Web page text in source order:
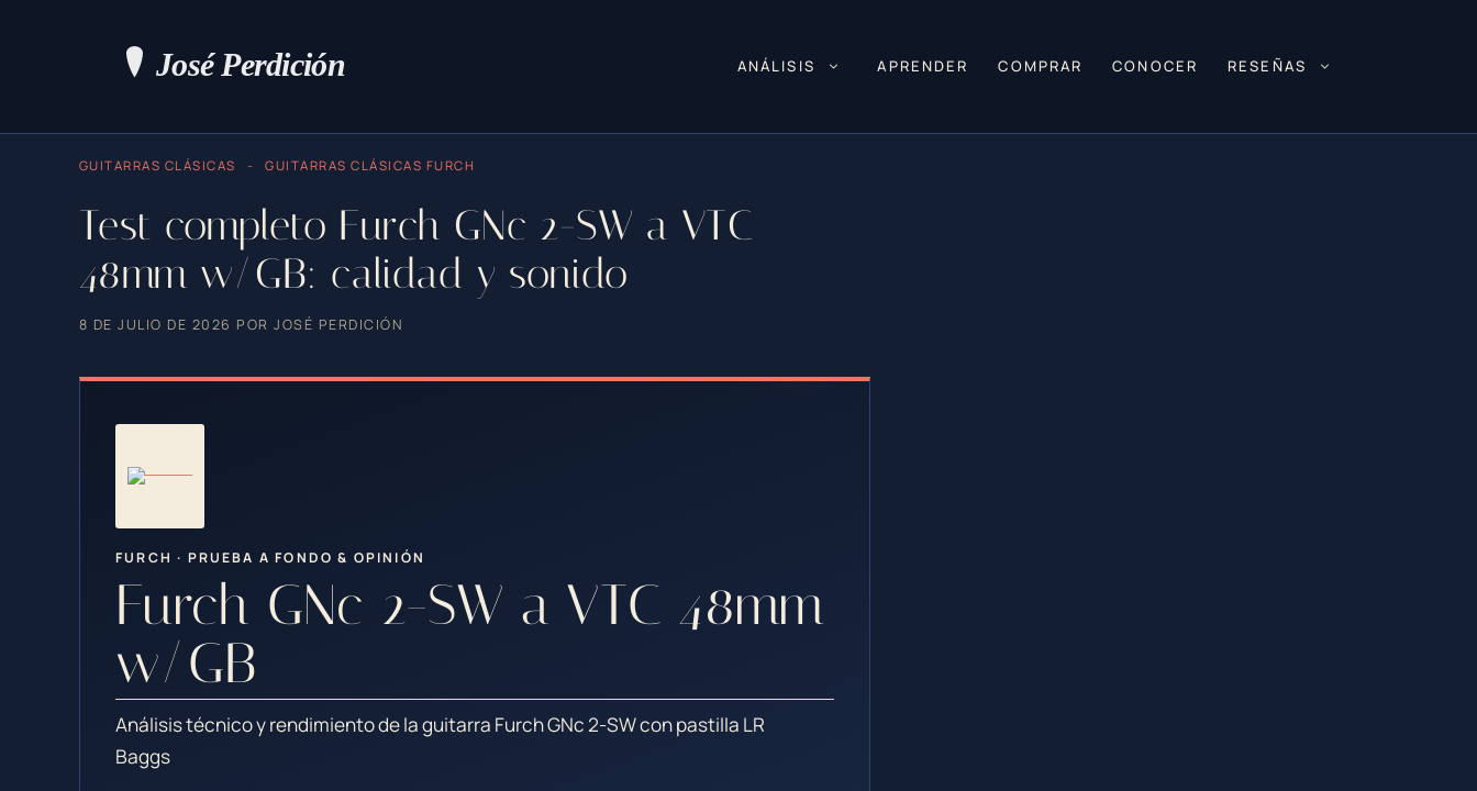
ANÁLISIS APRENDER COMPRAR CONOCER RESEÑAS
GUITARRAS CLÁSICAS - GUITARRAS CLÁSICAS FURCH
Test completo Furch GNc 2-SW a VTC
48mm w/GB: calidad y sonido
8 DE JULIO DE 2026 PORJOSÉ PERDICIÓN
FURCH · PRUEBA A FONDO & OPINIÓN
Furch GNc 2-SW a VTC 48mm
w/GB
Análisis técnico y rendimiento de la guitarra Furch GNc 2-SW con pastilla LR
Baggs